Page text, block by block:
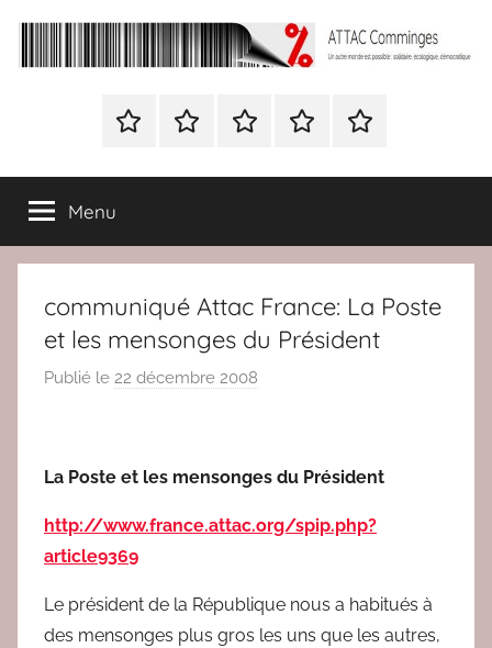
contenu
ATTAC
solidaire,
démocratique
Nous
BULLETIN
à
France
Nous
ATTAC
Signer
pétition
Menu
communiqué Attac France: La Poste
et les mensonges du Président
Publié le 22 décembre 2008
d
La Poste et les mensonges du Président
http://www.france.attac.org/spip.php?
article9369
Le président de la République nous a habitués à
des mensonges plus gros les uns que les autres,